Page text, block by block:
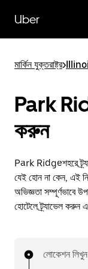
প্রধান
বিষয়সূচিতে
Uber
মার্কিন যুক্তরাষ্ট্র>
Park
করুন
Park Ridgeশহরে
যেই হোন না কেন, এই
অভিজ্ঞতা সম্পূর্ণভাবে
হোটেলে ট্র্যাভেল করুন
লোকেশন লিখুন